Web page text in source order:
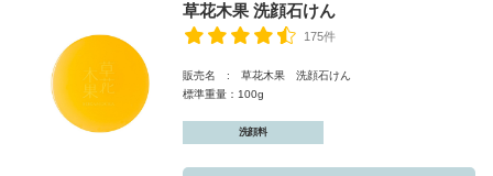
草花木果 洗顔石けん
175件
販売名 : 草花木果 洗顔石けん
標準重量：100g
洗顔料